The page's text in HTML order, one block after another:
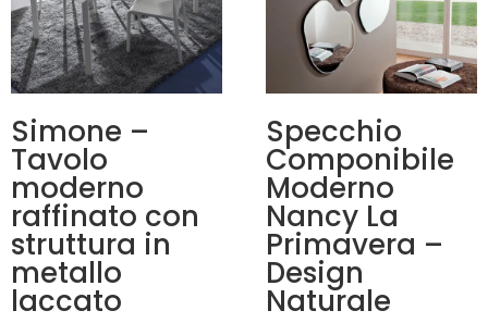
Simone –
Tavolo
moderno
raffinato con
struttura in
metallo
laccato
Specchio
Componibile
Moderno
Nancy La
Primavera –
Design
Naturale